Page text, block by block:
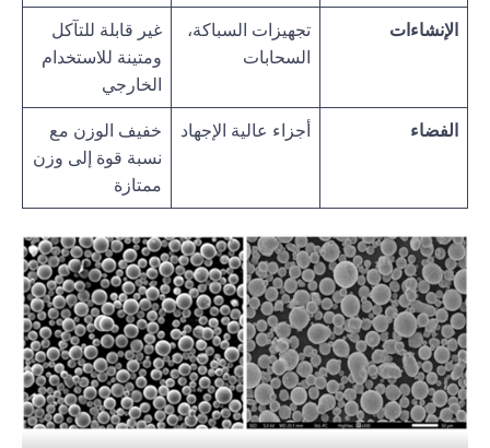
الإنشاءات
تجهيزات السباكة،
السحابات
غير قابلة للتآكل
ومتينة للاستخدام
الخارجي
الفضاء أجزاء عالية الإجهاد
خفيف الوزن مع
نسبة قوة إلى وزن
ممتازة